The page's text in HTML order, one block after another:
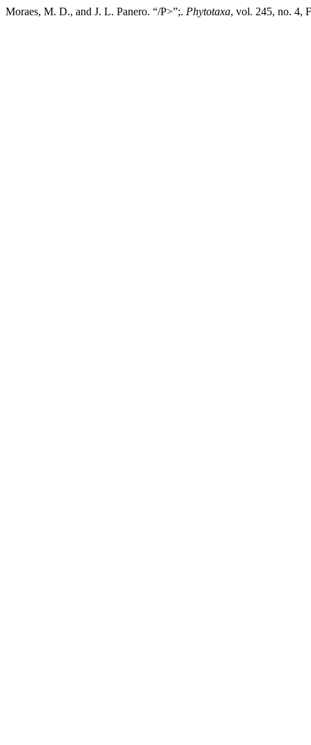
Moraes, M. D., and J. L. Panero. “/P>”;. Phytotaxa, vol. 245, no. 4,